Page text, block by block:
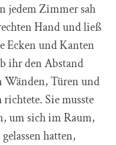
jedem Zimmer sah
Hand und ließ
Ecken und Kanten
ihr den Abstand
Wänden, Türen und
Sie musste
um sich im Raum,
hatten,